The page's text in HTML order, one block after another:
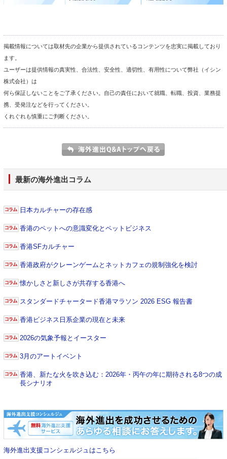
掲載情報については取材先の企業から提供されているコンテンツを忠実に掲載しており
ます。
ユーザーは提供情報の真実性、合法性、安全性、適切性、有用性について弊社（イシン
株式会社）は
何ら保証しないことをご了承ください。自己の責任において就職、転職、投資、業務提
携、受発注などを行ってください。
くれぐれも慎重にご判断ください。
最新の海外進出コラム
日本カルチャーの存在感
香港のペットへの意識変化とペットビジネス
香港SFカルチャー
香港政府がクレーンゲームとネットカフェの規制強化を検討
懐かしさと新しさが共存する香港へ
スタンダードチャータード香港マラソン 2026 ESG 報告書
香港ビジネス日系企業の現在と未来
2026の気象予報とイースター
3月のアートイベント
香港、新たな火を吹き込む：2026年・丙午の年に期待される8つの成
長シナリオ
海外進出支援コンシェルジュはこちら